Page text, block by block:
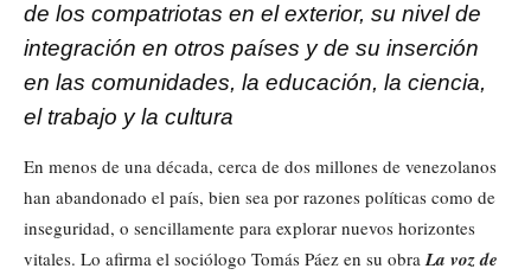
de los compatriotas en el exterior, su nivel de
integración en otros países y de su inserción
en las comunidades, la educación, la ciencia,
el trabajo y la cultura
En menos de una década, cerca de dos millones de venezolanos
han abandonado el país, bien sea por razones políticas como de
inseguridad, o sencillamente para explorar nuevos horizontes
vitales. Lo afirma el sociólogo Tomás Páez en su obraLa voz de